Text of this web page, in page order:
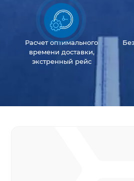
Расчет оптимального
времени доставки,
экстренный рейс